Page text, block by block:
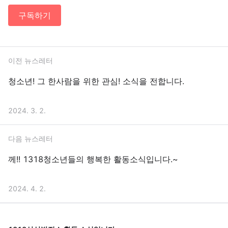
구독하기
이전 뉴스레터
청소년! 그 한사람을 위한 관심! 소식을 전합니다.
2024. 3. 2.
다음 뉴스레터
께!! 1318청소년들의 행복한 활동소식입니다.~
2024. 4. 2.